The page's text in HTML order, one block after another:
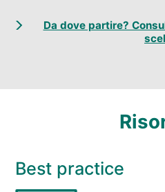
Da dove partire?
Best practice